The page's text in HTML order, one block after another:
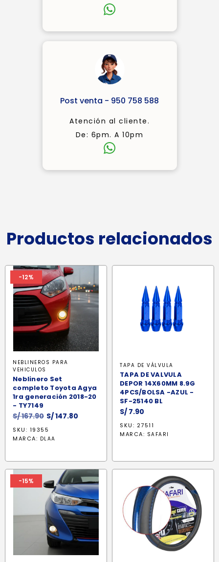
Post venta - 950 758 588
Atención al cliente.
De: 6pm. A 10pm
Productos relacionados
-12%
NEBLINEROS PARA
VEHICULOS
Neblinero Set
completo Toyota Agya
1ra generación 2018-20
- TY7149
S/167.90 El
precio
original
S/147.80
SKU: 19355
MARCA: DLAA
TAPA DE VÁLVULA
TAPA DE VALVULA
DEPOR 14X60MM 8.9G
4PCS/BOLSA -AZUL -
SF-25140 BL
S/ 7.90
SKU: 27511
MARCA: SAFARI
-15%